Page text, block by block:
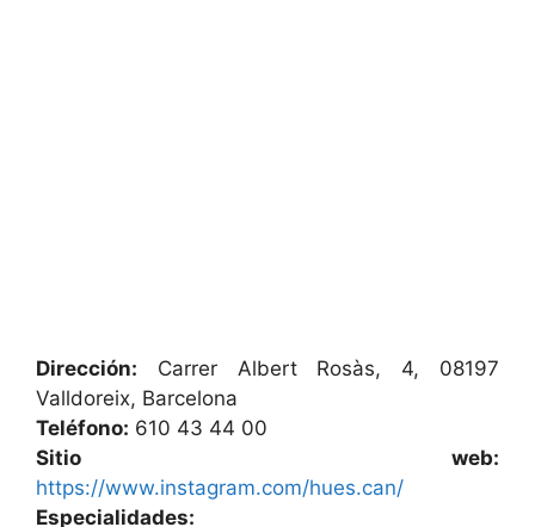
Dirección: Carrer Albert Rosàs, 4, 08197
Valldoreix, Barcelona
Teléfono: 610 43 44 00
Sitio web:
https://www.instagram.com/hues.can/
Especialidades: